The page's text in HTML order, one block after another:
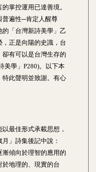
掌控運用已達善境。
普遍性─肯定人醒尊
「台灣新詩美學」乙
正是向陽的史識，台
有可以是台灣生存的
美學」P280)。以下本
此聲明並致謝。有心
最佳形式承載思想，
」詩集後記中說：
漸傾向於理智的應用的
地理的、現實的台